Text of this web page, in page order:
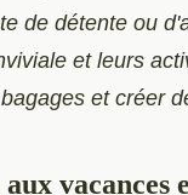
de détente ou
et leurs
et créer
vacances